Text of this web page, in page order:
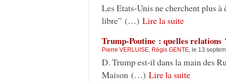
Les Etats-Unis ne cherchent plus
libre” (…) Lire la suite
Trump-Poutine : quelles relations
Pierre VERLUISE Régis GENTE , le 13
D. Trump est-il dans la main des
Maison (…) Lire la suite